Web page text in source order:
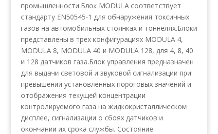
промышленности.Блок MODULA соответствует
стандарту EN50545-1 для обнаружения токсичных
газов на автомобильных стоянках и тоннелях.Блоки
представлены в трех конфигурациях MODULA 4,
MODULA 8, MODULA 40 и MODULA 128, для 4, 8, 40
и 128 датчиков газа.Блок управления предназначен
для выдачи световой и звуковой сигнализации при
превышении установленных пороговых значений и
отображения текущей концентрации
контролируемого газа на жидкокристаллическом
дисплее, сигнализации о сбоях датчиков и
окончании их срока службы. Состояние